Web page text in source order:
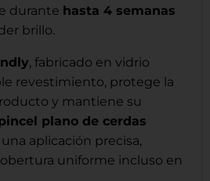
durante hasta 4 semanas
brillo.
, fabricado en vidrio
revestimiento, protege la
y mantiene su
plano de cerdas
aplicación precisa,
uniforme incluso en